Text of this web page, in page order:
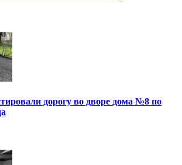
дорогу во дворе дома №8 по